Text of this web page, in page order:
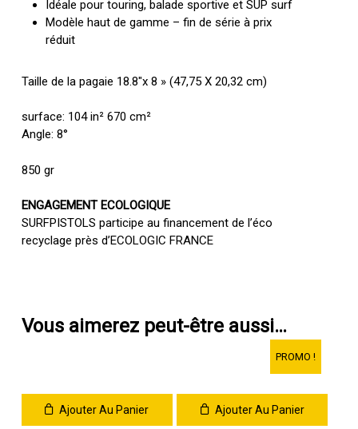
Idéale pour touring, balade sportive et SUP surf
Modèle haut de gamme – fin de série à prix
réduit
Taille de la pagaie 18.8″x 8 » (47,75 X 20,32 cm)
surface: 104 in² 670 cm²
Angle: 8°
850 gr
ENGAGEMENT ECOLOGIQUE
SURFPISTOLS participe au financement de l’éco
recyclage près d’ECOLOGIC FRANCE
Vous aimerez peut-être aussi…
Ajouter Au Panier
PROMO !
Ajouter Au Panier